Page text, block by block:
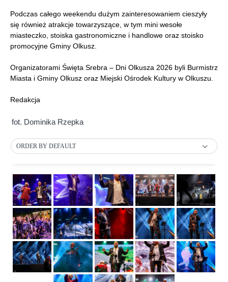
Podczas całego weekendu dużym zainteresowaniem cieszyły
się również atrakcje towarzyszące, w tym mini wesołe
miasteczko, stoiska gastronomiczne i handlowe oraz stoisko
promocyjne Gminy Olkusz.
Organizatorami Święta Srebra – Dni Olkusza 2026 byli Burmistrz
Miasta i Gminy Olkusz oraz Miejski Ośrodek Kultury w Olkuszu.
Redakcja
fot. Dominika Rzepka
ORDER BY DEFAULT